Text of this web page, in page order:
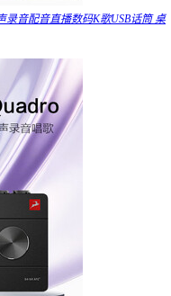
录音配音直播数码K歌USB话筒 桌